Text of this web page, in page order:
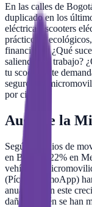
En las calles de
duplicado en los
eléctricas, scooters
prácticos y
financieros. ¿Qué
saliendo del trabajo?
tu scooter y te
seguros de
por ciudad.
Auge de la
Según estudios de
en Bogotá, 22% en
vehículos
(Pícaro, DimoApp)
anuales. Con este
daño también se han